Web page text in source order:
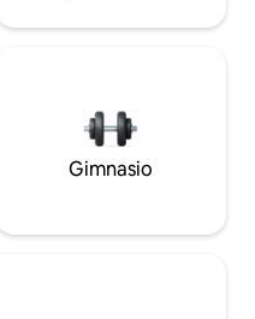
Gimnasio